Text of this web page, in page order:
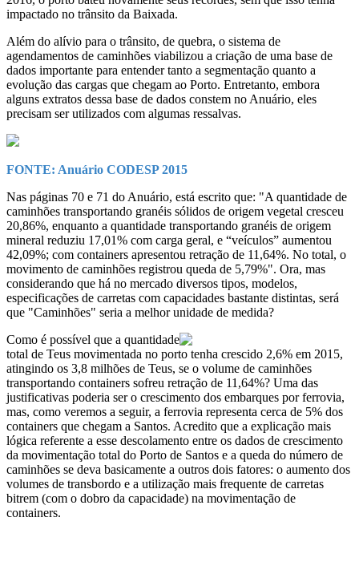
impactado no trânsito da Baixada.
Além do alívio para o trânsito, de quebra, o sistema de
agendamentos de caminhões viabilizou a criação de uma base de
dados importante para entender tanto a segmentação quanto a
evolução das cargas que chegam ao Porto. Entretanto, embora
alguns extratos dessa base de dados constem no Anuário, eles
precisam ser utilizados com algumas ressalvas.
FONTE: Anuário CODESP 2015
Nas páginas 70 e 71 do Anuário, está escrito que: "A quantidade de
caminhões transportando granéis sólidos de origem vegetal cresceu
20,86%, enquanto a quantidade transportando granéis de origem
mineral reduziu 17,01% com carga geral, e “veículos” aumentou
42,09%; com containers apresentou retração de 11,64%. No total, o
movimento de caminhões registrou queda de 5,79%". Ora, mas
considerando que há no mercado diversos tipos, modelos,
especificações de carretas com capacidades bastante distintas, será
que "Caminhões" seria a melhor unidade de medida?
Como é possível que a quantidade
total de Teus movimentada no porto tenha crescido 2,6% em 2015,
atingindo os 3,8 milhões de Teus, se o volume de caminhões
transportando containers sofreu retração de 11,64%? Uma das
justificativas poderia ser o crescimento dos embarques por ferrovia,
mas, como veremos a seguir, a ferrovia representa cerca de 5% dos
containers que chegam a Santos. Acredito que a explicação mais
lógica referente a esse descolamento entre os dados de crescimento
da movimentação total do Porto de Santos e a queda do número de
caminhões se deva basicamente a outros dois fatores: o aumento dos
volumes de transbordo e a utilização mais frequente de carretas
bitrem (com o dobro da capacidade) na movimentação de
containers.